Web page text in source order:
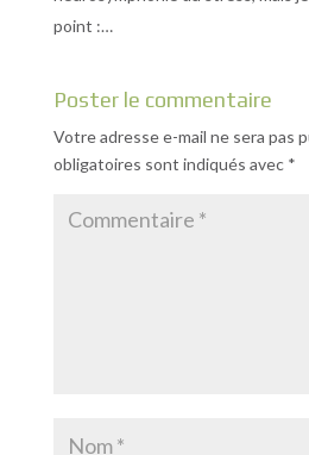
point :…
Poster le commentaire
Votre adresse e-mail ne sera pas
obligatoires sont indiqués avec *